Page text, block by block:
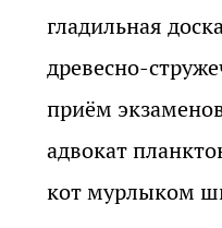
гладильная
древесно-
приём
адвокат
кот мурлыком